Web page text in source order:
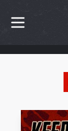
HÍREK
INTERJÚK